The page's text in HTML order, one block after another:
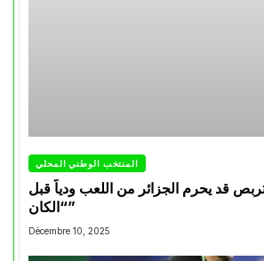
المنتخب الوطني المحلي
قد يحرم الجزائر من اللعب ودياً قبل
“الكان”
Décembre 10, 2025